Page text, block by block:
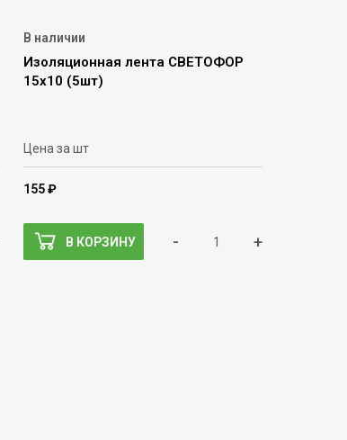
В наличии
Изоляционная лента СВЕТОФОР
15х10 (5шт)
Цена за шт
155 ₽
В КОРЗИНУ - +